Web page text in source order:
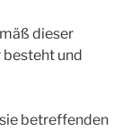
dieser
und
betreffenden